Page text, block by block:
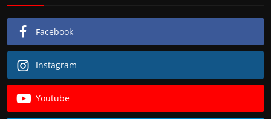
Facebook
Instagram
Youtube